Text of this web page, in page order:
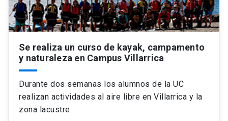
Estudiantes
Académicos
Personal
Alumni
ACCESOS DIRECTOS
Mi Cuenta UC launch
Correo UC launch
Mi Portal UC launch
Se realiza un curso de kayak, campamento
y naturaleza en Campus Villarrica
Durante dos semanas los alumnos de la UC
realizan actividades al aire libre en Villarrica y la
zona lacustre.